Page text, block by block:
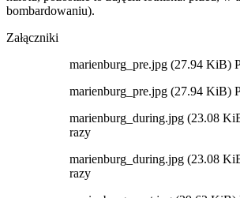
bombardowaniu).
Załączniki
marienburg_pre.jpg (27.94 KiB)
marienburg_pre.jpg (27.94 KiB)
marienburg_during.jpg (23.08
razy
marienburg_during.jpg (23.08
razy